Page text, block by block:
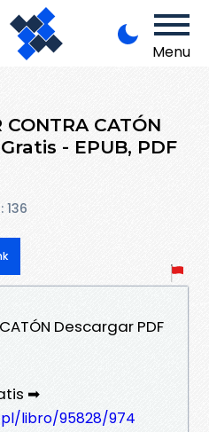
Menu
CATÓN
- EPUB, PDF
136
Descargar PDF
➡
libro/95828/974